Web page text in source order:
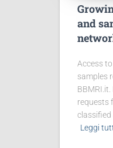
and
Access
samples
requests
classified
Leggi